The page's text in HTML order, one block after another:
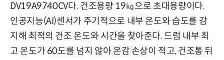
DV19A9740CV다. 건조용량 19㎏으로 초대용량이다.
인공지능(AI)센서가 주기적으로 내부 온도와 습도를 감
지해 최적의 건조 온도와 시간을 찾아준다. 드럼 내부 최
고 온도가 60도를 넘지 않아 온감 손상이 적고, 건조통 뒤